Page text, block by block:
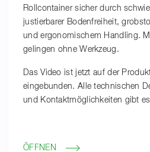
Rollcontainer sicher durch
justierbarer Bodenfreiheit,
und ergonomischem Handling.
gelingen ohne Werkzeug.
Das Video ist jetzt auf der
eingebunden. Alle technischen
und Kontaktmöglichkeiten gibt
ÖFFNEN